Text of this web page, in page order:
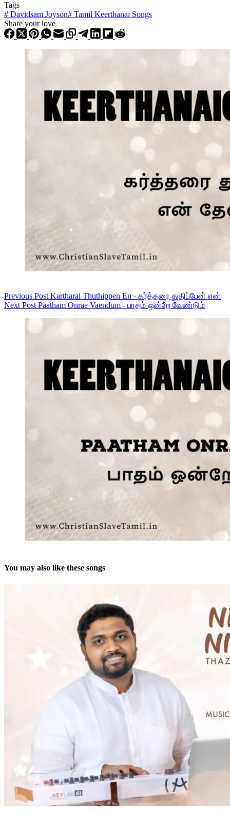
Tags
# Davidsam Joyson# Tamil Keerthanai Songs
Share your love
Previous Post Kartharai Thuthippen En - கர்த்தரை துதிப்பேன் என்
Next Post Paatham Onrae Vaendum - பாதம் ஒன்றே வேண்டும்
You may also like these songs